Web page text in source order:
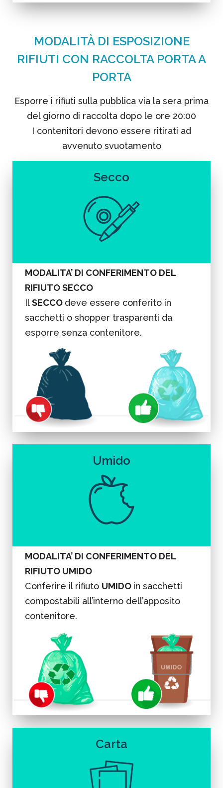
MODALITÀ DI ESPOSIZIONE
RIFIUTI CON RACCOLTA PORTA A
PORTA
Esporre i rifiuti sulla pubblica via la sera prima
del giorno di raccolta dopo le ore 20:00
I contenitori devono essere ritirati ad
avvenuto svuotamento
Secco
MODALITA’ DI CONFERIMENTO DEL
RIFIUTO SECCO
IlSECCO deve essere conferito in
sacchetti o shopper trasparenti da
esporre senza contenitore.
Non utilizzare sacchetti neri.
Umido
MODALITA’ DI CONFERIMENTO DEL
RIFIUTO UMIDO
Conferire il rifiuto UMIDO in sacchetti
compostabili all’interno dell’apposito
contenitore.
Non esporre il solo sacchetto a terra.
Carta